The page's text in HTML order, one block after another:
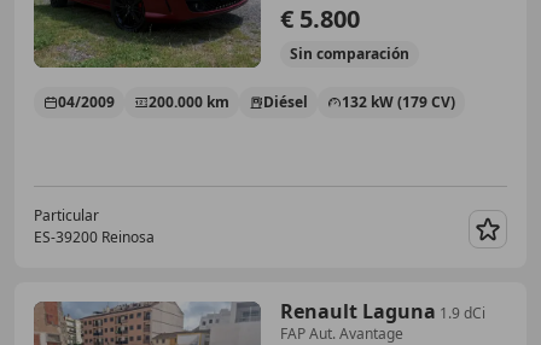
€ 5.800
Sin comparación
04/2009 200.000 km Diésel 132 kW (179 CV)
Particular
ES-39200 Reinosa
Renault Laguna 1.9 dCi
FAP Aut. Avantage